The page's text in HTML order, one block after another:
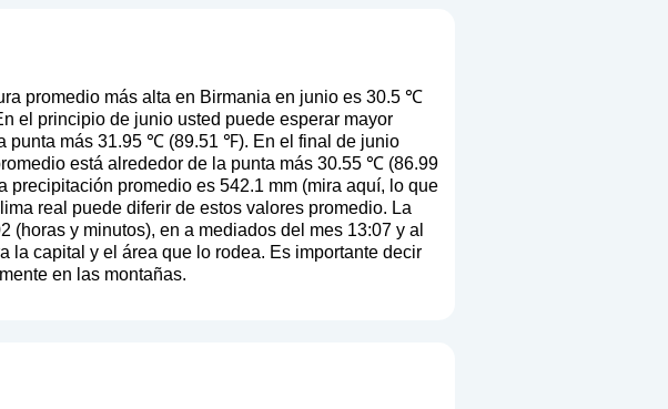
promedio más alta en Birmania en junio es 30.5 ℃
el principio de junio usted puede esperar mayor
punta más 31.95 ℃ (89.51 ℉). En el final de junio
está alrededor de la punta más 30.55 ℃ (86.99
promedio es 542.1 mm (mira aquí, lo que
real puede diferir de estos valores promedio. La
y minutos), en a mediados del mes 13:07 y al
la capital y el área que lo rodea. Es importante decir
en las montañas.